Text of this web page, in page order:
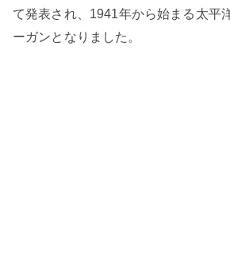
て発表され、1941年から始まる太平
ーガンとなりました。